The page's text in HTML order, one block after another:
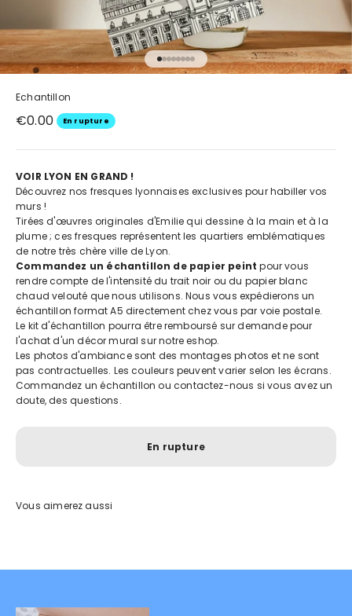
Aller à l'élément 1
Aller à l'élément 2
Aller à l'élément 3
Aller à l'élément 4
Aller à l'élément 5
Aller à l'élément 6
Aller à l'élément 7
Aller à l'élément 8
Echantillon
Prix de vente
€0.00 En rupture
VOIR LYON EN GRAND !
Découvrez nos fresques lyonnaises exclusives pour habiller vos
murs !
Tirées d'œuvres originales d'Emilie qui dessine à la main et à la
plume ; ces fresques représentent les quartiers emblématiques
de notre très chère ville de Lyon.
Commandez un échantillon de papier peint pour vous
rendre compte de l'intensité du trait noir ou du papier blanc
chaud velouté que nous utilisons. Nous vous expédierons un
échantillon format A5 directement chez vous par voie postale.
Le kit d'échantillon pourra être remboursé sur demande pour
l'achat d'un décor mural sur notre eshop.
Les photos d'ambiance sont des montages photos et ne sont
pas contractuelles. Les couleurs peuvent varier selon les écrans.
Commandez un échantillon ou contactez-nous si vous avez un
doute, des questions.
En rupture